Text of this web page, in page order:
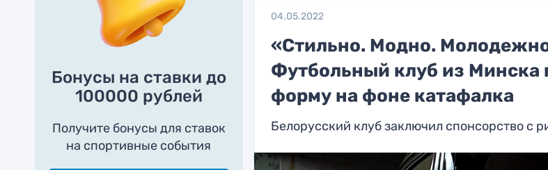
Бонусы на ставки до
100000 рублей
Получите бонусы для ставок
на спортивные события
04.05.2022
«Стильно. Модно.
Футбольный клуб из Минска
форму на фоне катафалка
Белорусский клуб заключил спонсорство с